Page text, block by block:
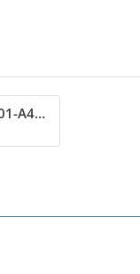
B7E6B726-4F34-4D08-9C01-A4B23E22D72A.jpeg